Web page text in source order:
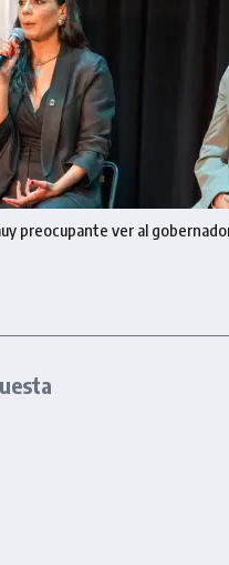
preocupante ver al